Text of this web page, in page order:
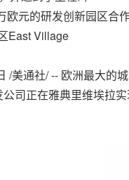
欧元的研发创新园区合
East Village
/美通社/ -- 欧洲最大的
司正在雅典里维埃拉